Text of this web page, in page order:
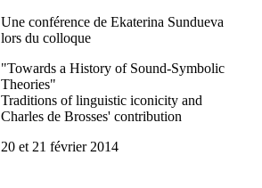
Une conférence de Ekaterina Sundueva
lors du colloque
"Towards a History of Sound-Symbolic
Theories"
Traditions of linguistic iconicity and
Charles de Brosses' contribution
20 et 21 février 2014